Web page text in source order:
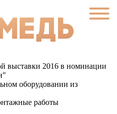
выставки 2016 в номинации
оборудовании из
работы